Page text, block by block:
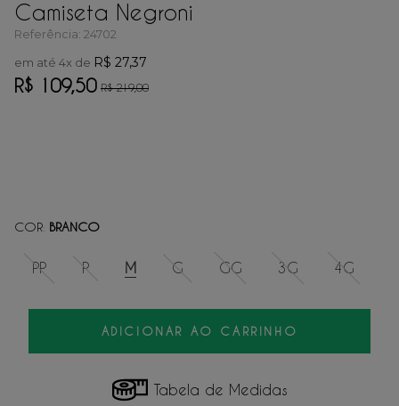
Camiseta Negroni
Referência: 24702
em até 4x de R$ 27,37
R$ 109,50 R$ 219,00
COR: BRANCO
PP P M G GG 3G 4G
ADICIONAR AO CARRINHO
Tabela de Medidas